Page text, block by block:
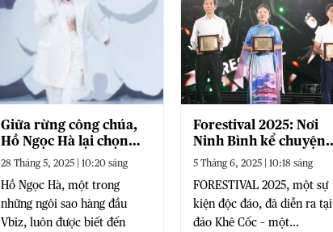
Giữa rừng công chúa,
Hồ Ngọc Hà lại chọn
làm “chú Hà”: Pha “lột
xác” gây tranh cãi?
28 Tháng 5, 2025 | 10:20 sáng
Hồ Ngọc Hà, một trong
những ngôi sao hàng đầu
Vbiz, luôn được biết đến
Forestival 2025: Nơi
Ninh Bình kể chuyện
xưa giữa lòng hiện đại
5 Tháng 6, 2025 | 10:18 sáng
FORESTIVAL 2025, một sự
kiện độc đáo, đã diễn ra tại
đảo Khê Cốc – một...